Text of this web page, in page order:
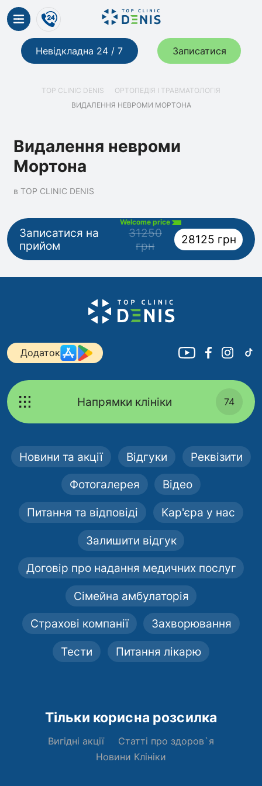
Невідкладна 24 / 7 Записатися
TOP CLINIC DENIS
ОРТОПЕДІЯ І ТРАВМАТОЛОГІЯ
ВИДАЛЕННЯ НЕВРОМИ МОРТОНА
Видалення невроми
Мортона
в TOP CLINIC DENIS
Записатися на
прийом
Welcome price
31250
грн
28125 грн
Додаток
Напрямки клініки 74
Новини та акції Відгуки Реквізити
Фотогалерея Відео
Питання та відповіді Кар'єра у нас
Залишити відгук
Договір про надання медичних послуг
Сімейна амбулаторія
Страхові компанії Захворювання
Тести Питання лікарю
Тільки корисна розсилка
Вигідні акції
Статті про здоров`я
Новини Клініки